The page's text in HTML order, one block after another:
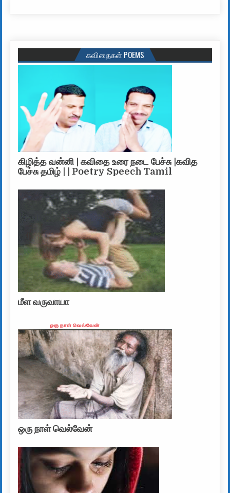
கவிதைகள் POEMS
கிழித்த வன்னி | கவிதை உரை நடை பேச்சு |கவித
பேச்சு தமிழ் | | Poetry Speech Tamil
மீள வருவாயா
ஒரு நாள் வெல்வேன்